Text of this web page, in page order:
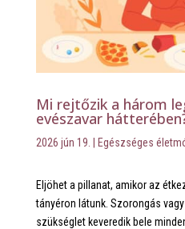
Mi rejtőzik a három
evészavar
2026 jún 19. Egészséges
Eljöhet a pillanat, amikor az
tányéron látunk. Szorongás
szükséglet keveredik bele